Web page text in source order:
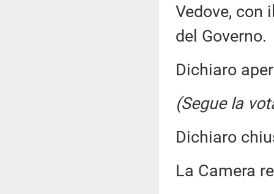
Vedove, con
del Governo.
Dichiaro
(Segue la
Dichiaro
La Camera